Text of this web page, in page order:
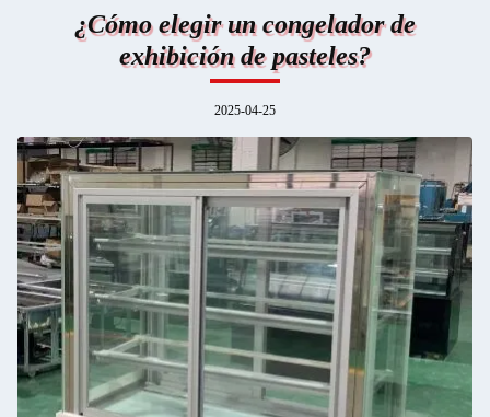
¿Cómo elegir un congelador de
exhibición de pasteles?
2025-04-25